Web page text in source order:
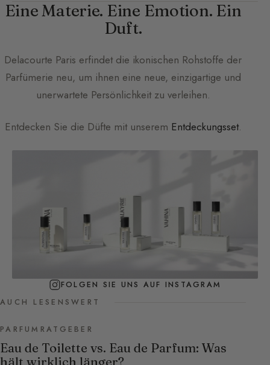
Eine Materie. Eine Emotion. Ein
Duft.
Delacourte Paris erfindet die ikonischen Rohstoffe der
Parfümerie neu, um ihnen eine neue, einzigartige und
unerwartete Persönlichkeit zu verleihen.
Entdecken Sie die Düfte mit unserem Entdeckungsset.
FOLGEN SIE UNS AUF INSTAGRAM
AUCH LESENSWERT
PARFUMRATGEBER
Eau de Toilette vs. Eau de Parfum: Was
hält wirklich länger?